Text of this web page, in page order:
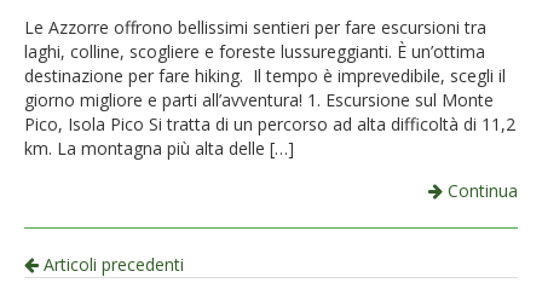
Le Azzorre offrono bellissimi sentieri per fare escursioni tra
laghi, colline, scogliere e foreste lussureggianti. È un’ottima
destinazione per fare hiking. Il tempo è imprevedibile, scegli il
giorno migliore e parti all’avventura! 1. Escursione sul Monte
Pico, Isola Pico Si tratta di un percorso ad alta difficoltà di 11,2
km. La montagna più alta delle […]
Continua
Navigazione
Articoli precedenti